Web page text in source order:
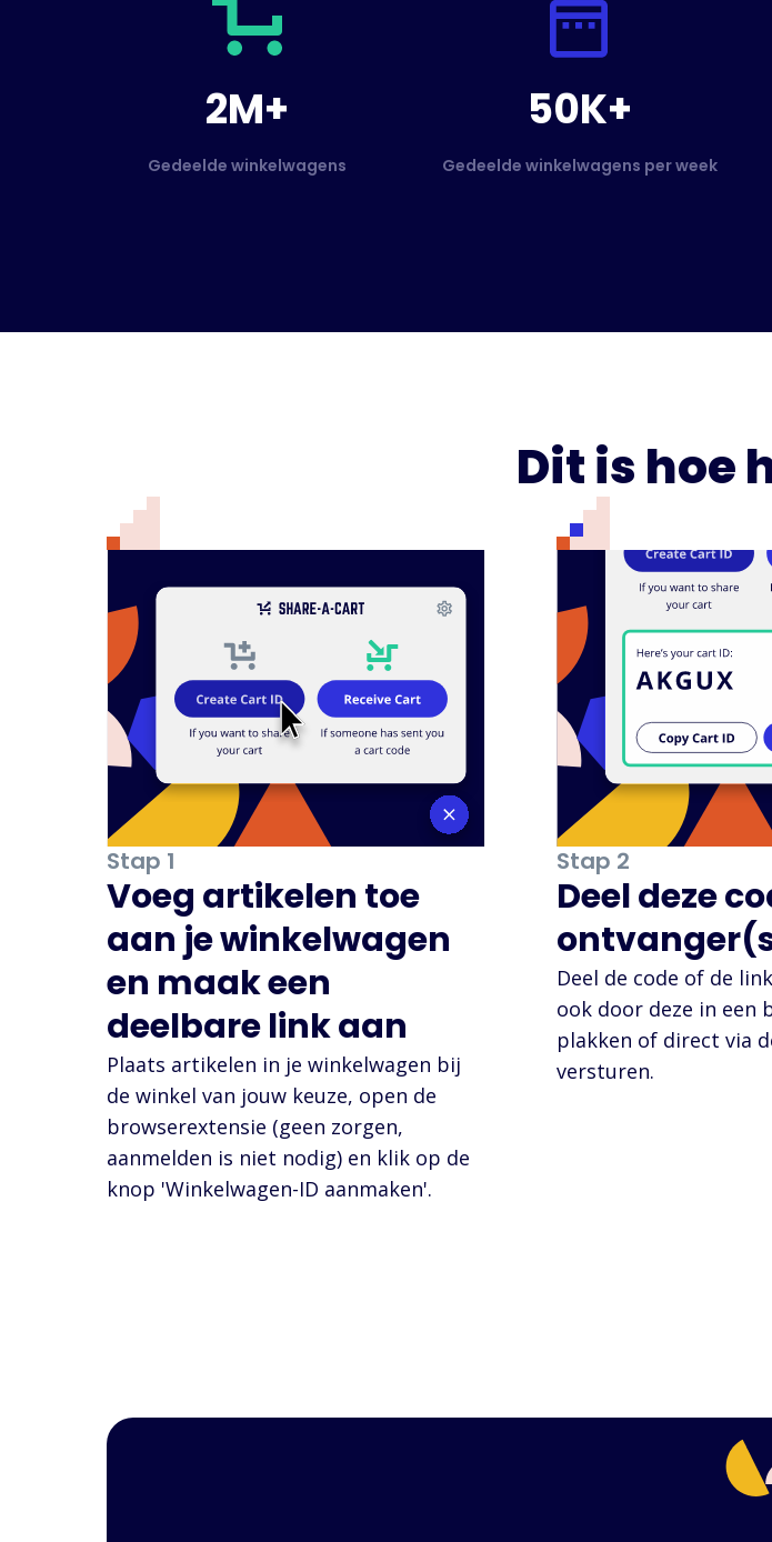
2M+
Gedeelde winkelwagens
50K+
Gedeelde winkelwagens per week
Dit is hoe
Stap 1
Voeg artikelen toe
aan je winkelwagen
en maak een
deelbare link aan
Plaats artikelen in je winkelwagen bij
de winkel van jouw keuze, open de
browserextensie (geen zorgen,
aanmelden is niet nodig) en klik op de
knop 'Winkelwagen-ID aanmaken'.
Stap 2
Deel deze
Deel de code of de
ook door deze in een
plakken of direct via
versturen.